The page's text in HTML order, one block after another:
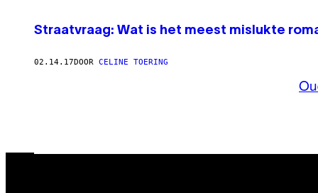
Straatvraag: Wat is het meest mislukte
02.14.17DOOR CELINE TOERING